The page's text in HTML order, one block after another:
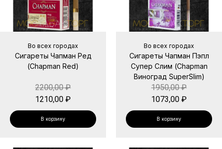
Во всех городах
Сигареты Чапман Ред
(Chapman Red)
2200,00₽
1210,00 ₽
В корзину
Во всех городах
Сигареты Чапман Пэпл
Супер Слим (Chapman
Виноград SuperSlim)
1950,00₽
1073,00 ₽
В корзину